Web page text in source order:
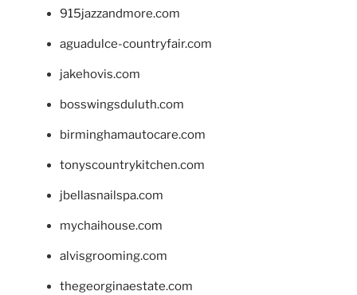
915jazzandmore.com
aguadulce-countryfair.com
jakehovis.com
bosswingsduluth.com
birminghamautocare.com
tonyscountrykitchen.com
jbellasnailspa.com
mychaihouse.com
alvisgrooming.com
thegeorginaestate.com